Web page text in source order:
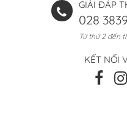
GIẢI ĐÁP
028
Từ thứ 2 đến
KẾT NỐI